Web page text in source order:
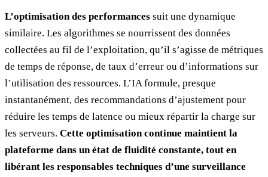
L’optimisation des performances suit une dynamique
similaire. Les algorithmes se nourrissent des données
collectées au fil de l’exploitation, qu’il s’agisse de métriques
de temps de réponse, de taux d’erreur ou d’informations sur
l’utilisation des ressources. L’IA formule, presque
instantanément, des recommandations d’ajustement pour
réduire les temps de latence ou mieux répartir la charge sur
les serveurs. Cette optimisation continue maintient la
plateforme dans un état de fluidité constante, tout en
libérant les responsables techniques d’une surveillance